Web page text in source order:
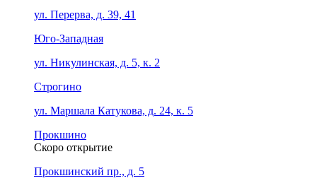
ул. Перерва, д. 39, 41
Юго-Западная
ул. Никулинская, д. 5, к. 2
Строгино
ул. Маршала Катукова, д. 24, к. 5
Прокшино
Скоро открытие
Прокшинский пр., д. 5